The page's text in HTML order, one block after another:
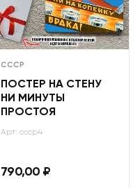
СССР
ПОСТЕР НА СТЕНУ
НИ МИНУТЫ
ПРОСТОЯ
Арт: ссср4
790,00 ₽